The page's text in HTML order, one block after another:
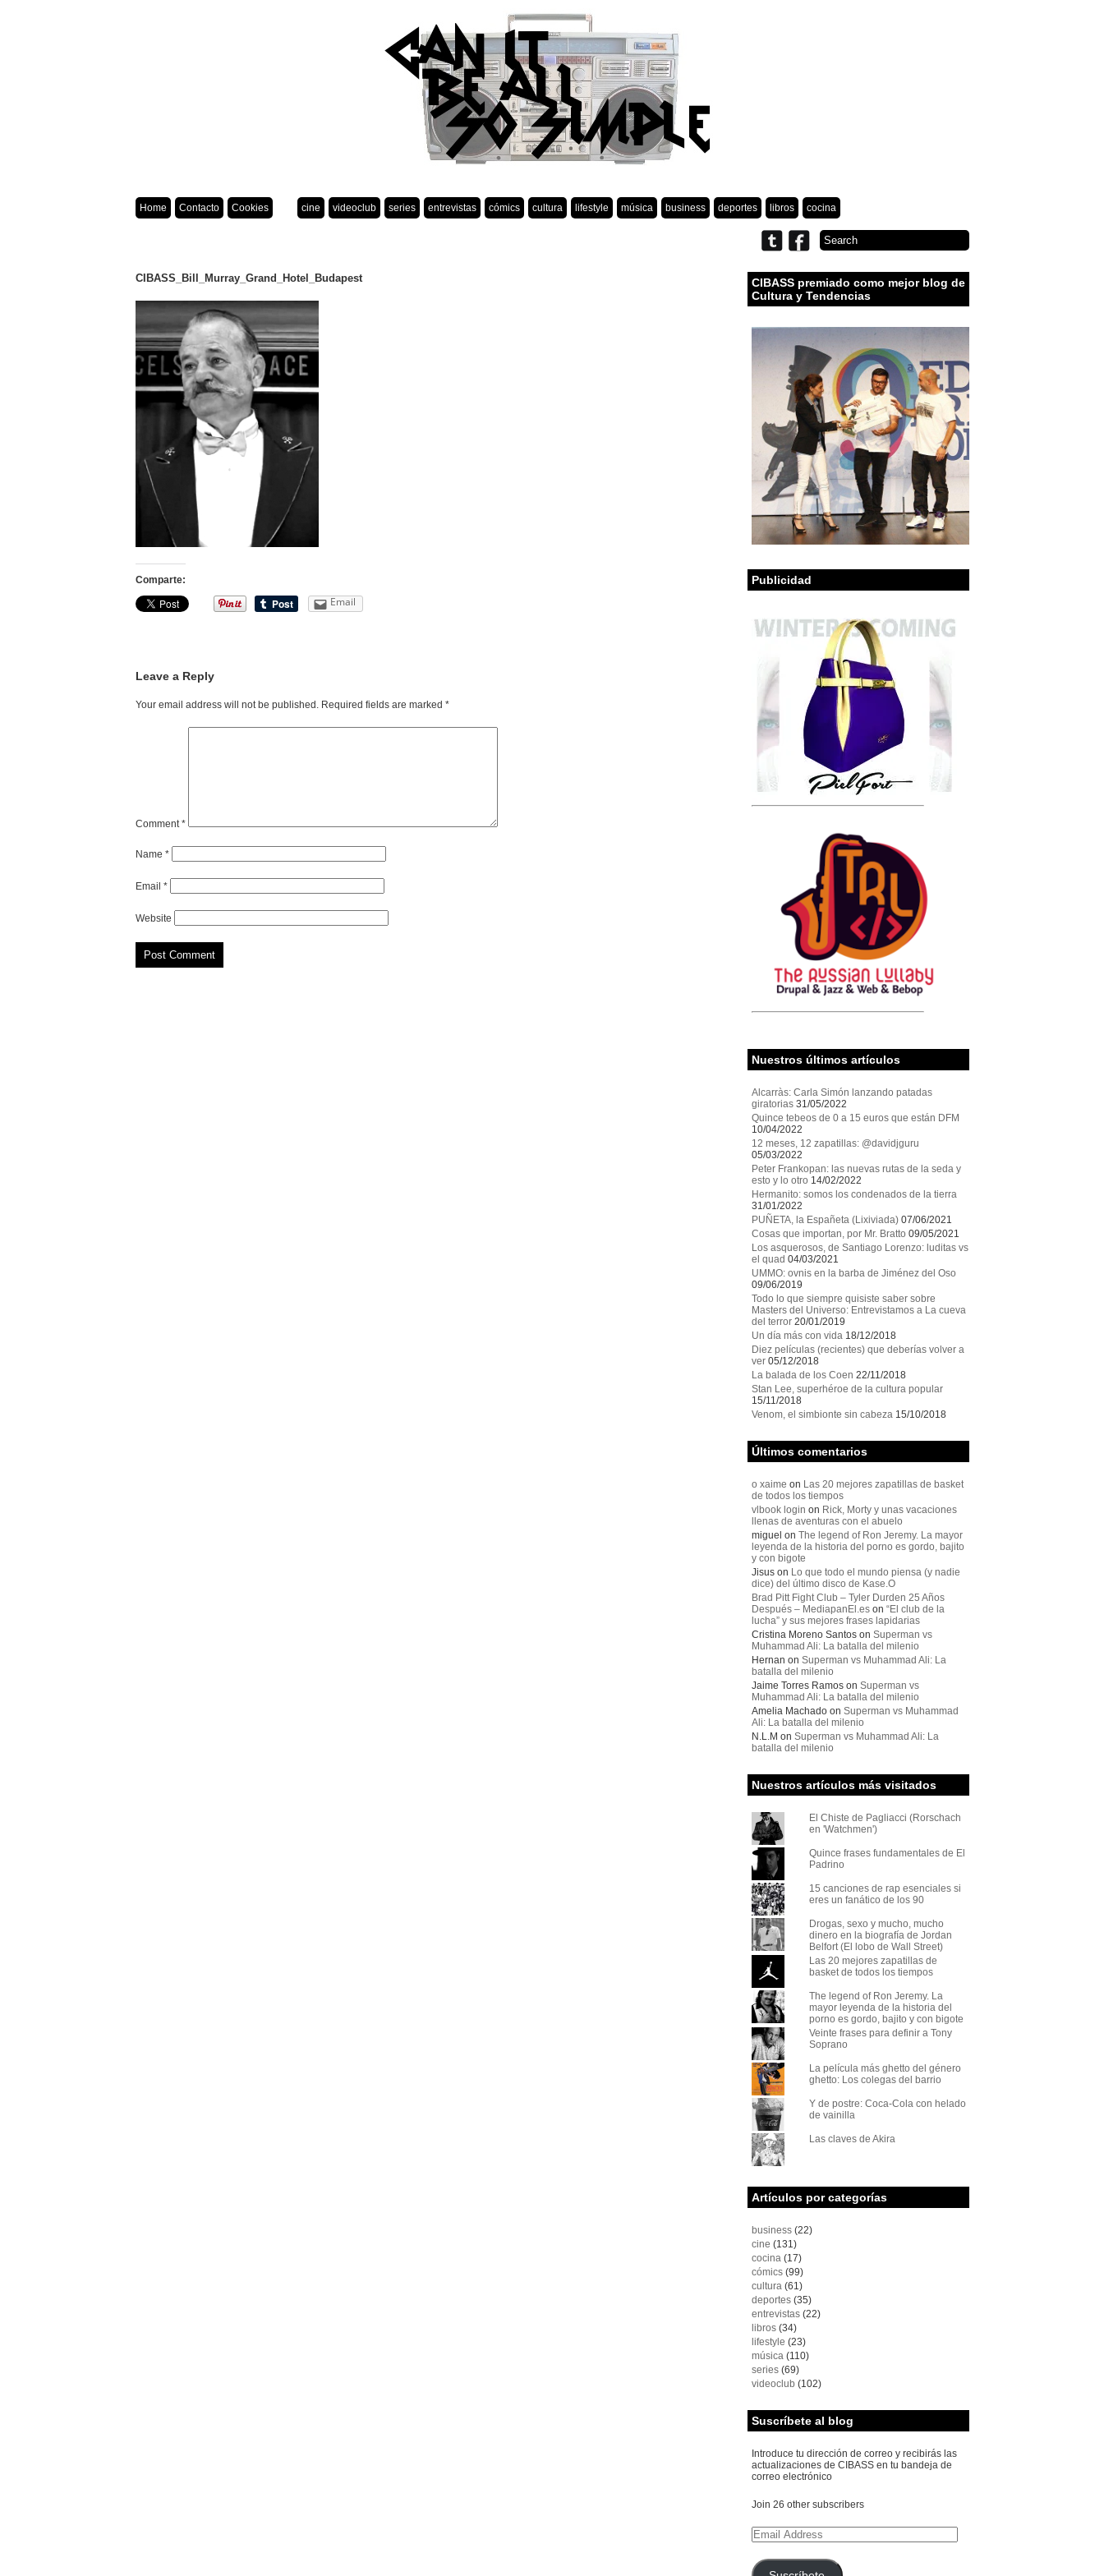
Home Contacto Cookies cine videoclub series entrevistas cómics cultura lifestyle música business deportes libros cocina
CIBASS_Bill_Murray_Grand_Hotel_Budapest
Comparte:
Email
Leave a Reply
Your email address will not be published. Required fields are marked *
Comment*
Name *
Email *
Website
CIBASS premiado como mejor blog de
Cultura y Tendencias
Publicidad
Nuestros últimos artículos
Alcarràs: Carla Simón lanzando patadas
giratorias 31/05/2022
Quince tebeos de 0 a 15 euros que están DFM
10/04/2022
12 meses, 12 zapatillas: @davidjguru
05/03/2022
Peter Frankopan: las nuevas rutas de la seda y
esto y lo otro 14/02/2022
Hermanito: somos los condenados de la tierra
31/01/2022
PUÑETA, la Españeta (Lixiviada) 07/06/2021
Cosas que importan, por Mr. Bratto 09/05/2021
Los asquerosos, de Santiago Lorenzo: luditas vs
el quad 04/03/2021
UMMO: ovnis en la barba de Jiménez del Oso
09/06/2019
Todo lo que siempre quisiste saber sobre
Masters del Universo: Entrevistamos a La cueva
del terror 20/01/2019
Un día más con vida 18/12/2018
Diez películas (recientes) que deberías volver a
ver 05/12/2018
La balada de los Coen 22/11/2018
Stan Lee, superhéroe de la cultura popular
15/11/2018
Venom, el simbionte sin cabeza 15/10/2018
Últimos comentarios
o xaime on Las 20 mejores zapatillas de basket
de todos los tiempos
vlbook login on Rick, Morty y unas vacaciones
llenas de aventuras con el abuelo
miguel on The legend of Ron Jeremy. La mayor
leyenda de la historia del porno es gordo, bajito
y con bigote
Jisuson Lo que todo el mundo piensa (y nadie
dice) del último disco de Kase.O
Brad Pitt Fight Club – Tyler Durden 25 Años
Después – MediapanEl.eson “El club de la
lucha” y sus mejores frases lapidarias
Cristina Moreno Santoson Superman vs
Muhammad Ali: La batalla del milenio
Hernan on Superman vs Muhammad Ali: La
batalla del milenio
Jaime Torres Ramoson Superman vs
Muhammad Ali: La batalla del milenio
Amelia Machadoon Superman vs Muhammad
Ali: La batalla del milenio
N.L.M on Superman vs Muhammad Ali: La
batalla del milenio
Nuestros artículos más visitados
El Chiste de Pagliacci (Rorschach
en 'Watchmen')
Quince frases fundamentales de El
Padrino
15 canciones de rap esenciales si
eres un fanático de los 90
Drogas, sexo y mucho, mucho
dinero en la biografía de Jordan
Belfort (El lobo de Wall Street)
Las 20 mejores zapatillas de
basket de todos los tiempos
The legend of Ron Jeremy. La
mayor leyenda de la historia del
porno es gordo, bajito y con bigote
Veinte frases para definir a Tony
Soprano
La película más ghetto del género
ghetto: Los colegas del barrio
Y de postre: Coca-Cola con helado
de vainilla
Las claves de Akira
Artículos por categorías
business(22)
cine (131)
cocina(17)
cómics(99)
cultura(61)
deportes(35)
entrevistas(22)
libros(34)
lifestyle (23)
música(110)
series(69)
videoclub (102)
Suscríbete al blog
Introduce tu dirección de correo y recibirás las
actualizaciones de CIBASS en tu bandeja de
correo electrónico
Join 26 other subscribers
Email
Address